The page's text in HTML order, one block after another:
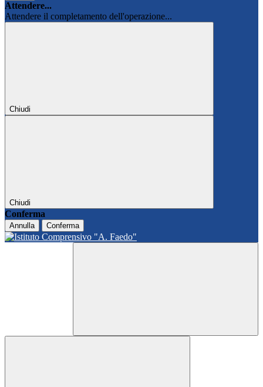
Attendere...
Attendere il completamento dell'operazione...
Chiudi
Chiudi
Conferma
Annulla Conferma